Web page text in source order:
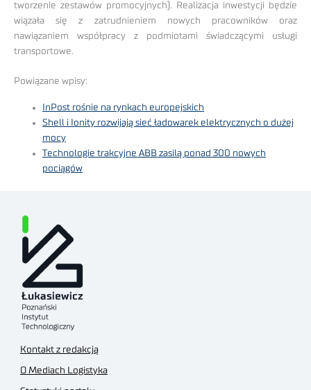
tworzenie zestawów promocyjnych). Realizacja inwestycji będzie
wiązała się z zatrudnieniem nowych pracowników oraz
nawiązaniem współpracy z podmiotami świadczącymi usługi
transportowe.
Powiązane wpisy:
InPost rośnie na rynkach europejskich
Shell i Ionity rozwijają sieć ładowarek elektrycznych o dużej
mocy
Technologie trakcyjne ABB zasilą ponad 300 nowych
pociągów
Kontakt z redakcją
O Mediach Logistyka